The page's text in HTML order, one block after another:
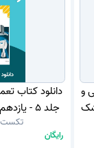
و
دانلود کتاب
رایگان